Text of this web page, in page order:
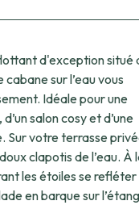
d'exception situé
sur l’eau vous
une
salon cosy et d’une
Sur votre terrasse
clapotis de l’eau. À
les étoiles se refléter